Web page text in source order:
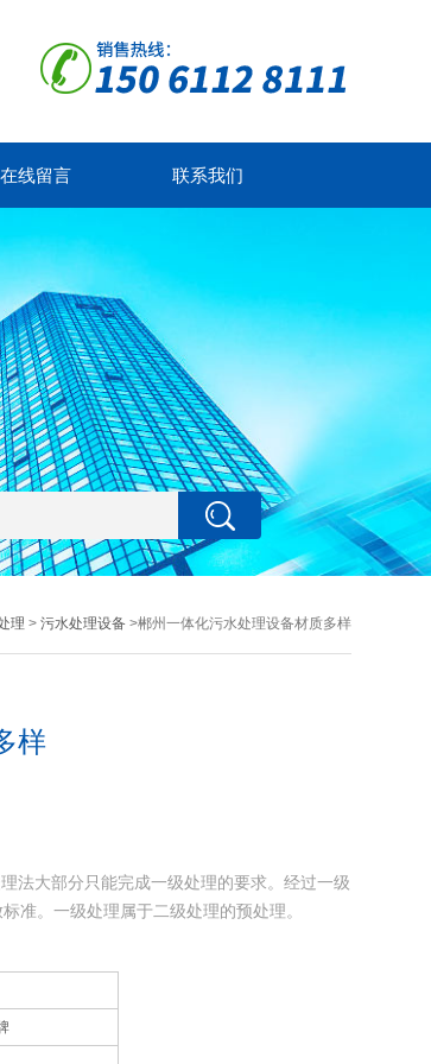
在线留言 联系我们
理 > 污水处理设备>郴州一体化污水处理设备材质多样
样
法大部分只能完成一级处理的要求。经过一级
准。一级处理属于二级处理的预处理。
，COD物质)，去除率可达90%以上，使有